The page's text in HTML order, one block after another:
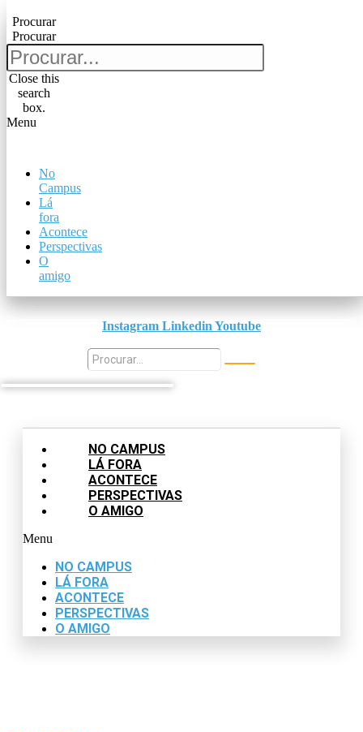
Procurar
Procurar
Close this
search
box.
Menu
No
Campus
Lá
fora
Acontece
Perspectivas
O
amigo
Procurar
Procurar
Close this
search
box.
No
Campus
Lá
fora
Acontece
Perspectivas
O
amigo
Instagram Linkedin Youtube
NO CAMPUS
LÁ FORA
ACONTECE
PERSPECTIVAS
O AMIGO
Menu
NO CAMPUS
LÁ FORA
ACONTECE
PERSPECTIVAS
O AMIGO